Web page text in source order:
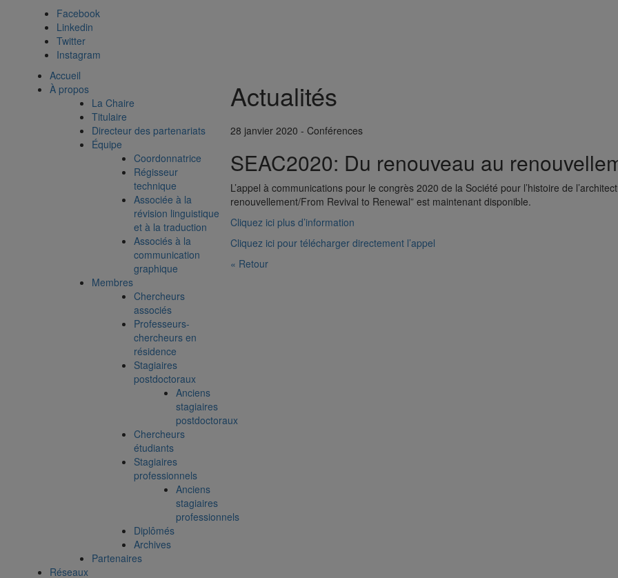
Facebook
Linkedin
Twitter
Instagram
Accueil
À propos
La Chaire
Titulaire
Directeur des partenariats
Équipe
Coordonnatrice
Régisseur
technique
Associée à la
révision linguistique
et à la traduction
Associés à la
communication
graphique
Membres
Chercheurs
associés
Professeurs-
chercheurs en
résidence
Stagiaires
postdoctoraux
Anciens
stagiaires
postdoctoraux
Chercheurs
étudiants
Stagiaires
professionnels
Anciens
stagiaires
professionnels
Diplômés
Archives
Partenaires
Réseaux
Actualités
28 janvier 2020 - Conférences
SEAC2020: Du renouveau au
L’appel à communications pour le congrès 2020 de la Société pour l’histoire de
renouvellement/From Revival to Renewal” est maintenant disponible.
Cliquez ici plus d’information
Cliquez ici pour télécharger directement l’appel
« Retour